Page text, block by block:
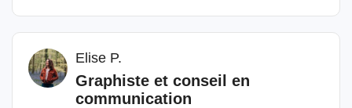
Elise P.
Graphiste et conseil en
communication